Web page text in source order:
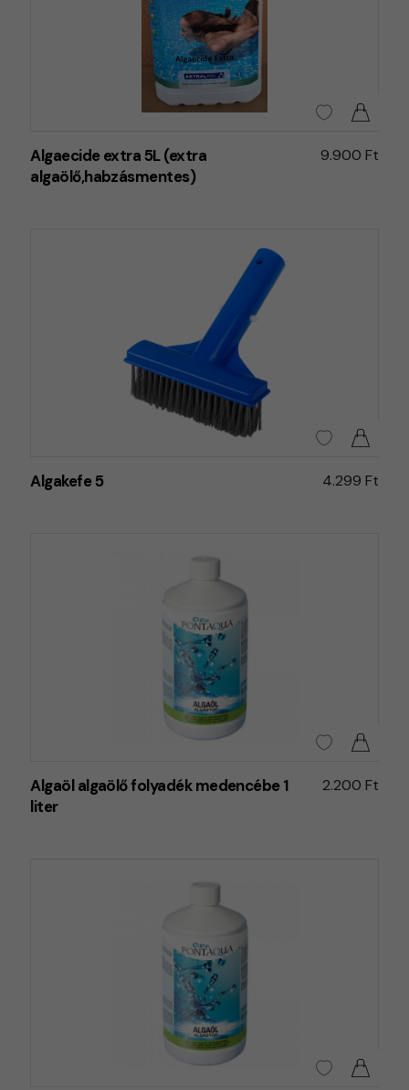
Algaecide extra 5L (extra
algaölő,habzásmentes)
9.900 Ft
Algakefe 5 4.299 Ft
Algaöl algaölő folyadék medencébe 1
liter
2.200 Ft